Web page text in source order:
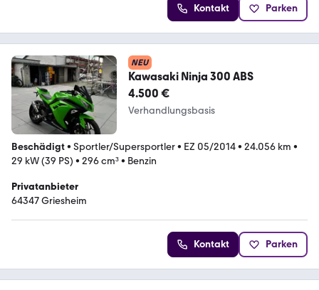
Kontakt Parken
NEU
Kawasaki Ninja 300 ABS
4.500 €
Verhandlungsbasis
Beschädigt• Sportler/Supersportler• EZ 05/2014• 24.056 km •
29 kW (39 PS) • 296 cm³• Benzin
Privatanbieter
64347 Griesheim
Kontakt Parken